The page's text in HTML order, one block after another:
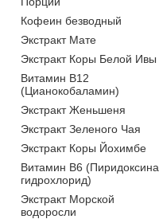
Кофеин безводный
Экстракт Мате
Экстракт Коры Белой Ивы
Витамин B12
(Цианокобаламин)
Экстракт Женьшеня
Экстракт Зеленого Чая
Экстракт Коры Йохимбе
Витамин B6 (Пиридоксина
гидрохлорид)
Экстракт Морской
водоросли